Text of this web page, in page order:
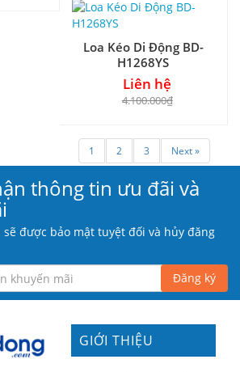
Loa Kéo Di Động BD-
H1268YS
Liên hệ
4.100.000₫
1 2 3 Next »
thông tin ưu đãi và
được bảo mật tuyệt đối và hủy đăng
Đăng ký
GIỚI THIỆU